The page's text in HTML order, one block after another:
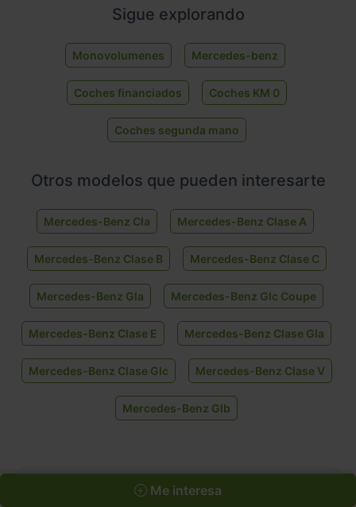
Sigue explorando
Monovolumenes Mercedes-benz
Coches financiados Coches KM 0
Coches segunda mano
Otros modelos que pueden interesarte
Mercedes-Benz Cla Mercedes-Benz Clase A
Mercedes-Benz Clase B Mercedes-Benz Clase C
Mercedes-Benz Gla Mercedes-Benz Glc Coupe
Mercedes-Benz Clase E Mercedes-Benz Clase Gla
Mercedes-Benz Clase Glc Mercedes-Benz Clase V
Mercedes-Benz Glb
Me interesa